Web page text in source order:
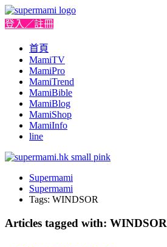
登入／註冊
首頁
MamiTV
MamiPro
MamiTrend
MamiBible
MamiBlog
MamiShop
MamiInfo
line
Supermami
Supermami
Tags: WINDSOR
Articles tagged with: WINDSOR